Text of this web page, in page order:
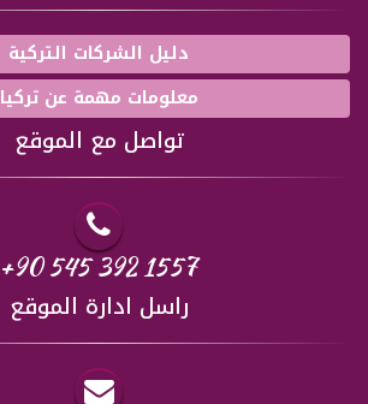
دليل الشركات التركية
معلومات مهمة عن تركيا
تواصل مع الموقع
+90 545 392 1557
راسل ادارة الموقع